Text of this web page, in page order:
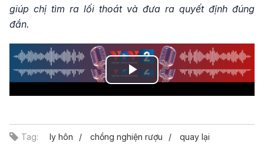
giúp chị tìm ra lối thoát và đưa ra quyết định đúng
đắn.
Play
Tag: ly hôn chồng nghiện rượu quay lại